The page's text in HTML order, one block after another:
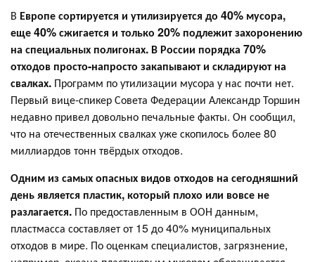
В Европе сортируется и утилизируется до 40% мусора,
еще 40% сжигается и только 20% подлежит захоронению
на специальных полигонах. В России порядка 70%
отходов просто-напросто закапывают и складируют на
свалках. Программ по утилизации мусора у нас почти нет.
Первый вице-спикер Совета Федерации Александр Торшин
недавно привел довольно печальные факты. Он сообщил,
что на отечественных свалках уже скопилось более 80
миллиардов тонн твёрдых отходов.
Одним из самых опасных видов отходов на сегодняшний
день является пластик, который плохо или вовсе не
разлагается. По предоставленным в ООН данным,
пластмасса составляет от 15 до 40% муниципальных
отходов в мире. По оценкам специалистов, загрязнение,